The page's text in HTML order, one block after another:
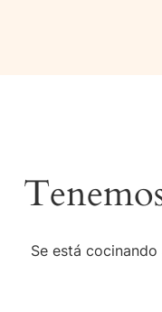
Se está